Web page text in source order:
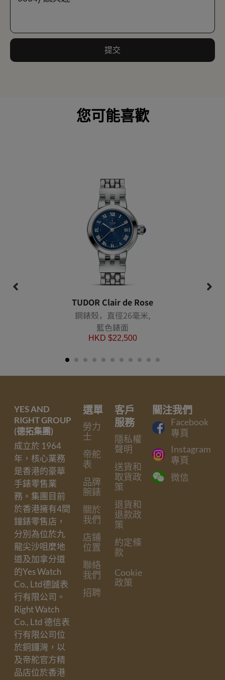
提交
您可能喜歡
TUDOR Clair de Rose
鋼錶殼，直徑26毫米,
藍色錶面
HKD $22,500
選單
勞力
士
帝舵
表
品牌
腕錶
關於
我們
店鋪
位置
聯絡
我們
招聘
客戶
服務
隱私權
聲明
送貨和
取貨政
策
退貨和
退款政
策
約定條
款
Cookie
政策
關注我們
Facebook
專頁
Instagram
專頁
微信
YES AND
RIGHT GROUP
(德拓集團)
成立於 1964
年，核心業務
是香港的豪華
手錶零售業
務。集團目前
於香港擁有4間
鐘錶零售店，
分別為位於九
龍尖沙咀麼地
道及加拿分道
的Yes Watch
Co., Ltd德誠表
行有限公司。
Right Watch
Co., Ltd 德信表
行有限公司位
於銅鑼灣，以
及帝舵官方精
品店位於香港